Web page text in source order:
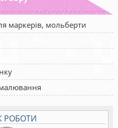
маркерів, мольберти
РОБОТИ